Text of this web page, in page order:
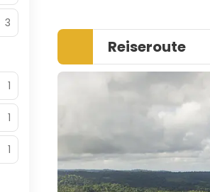
Reiseroute
3
1
1
1